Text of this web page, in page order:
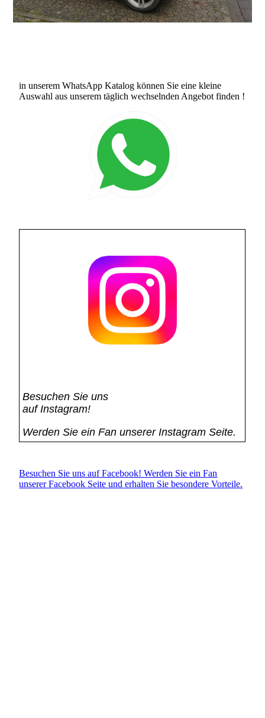
in unserem WhatsApp Katalog können Sie eine kleine
Auswahl aus unserem täglich wechselnden Angebot finden !
Besuchen Sie uns
auf Instagram!
Werden Sie ein Fan unserer Instagram Seite.
Besuchen Sie uns auf Facebook! Werden Sie ein Fan
unserer Facebook Seite und erhalten Sie besondere Vorteile.